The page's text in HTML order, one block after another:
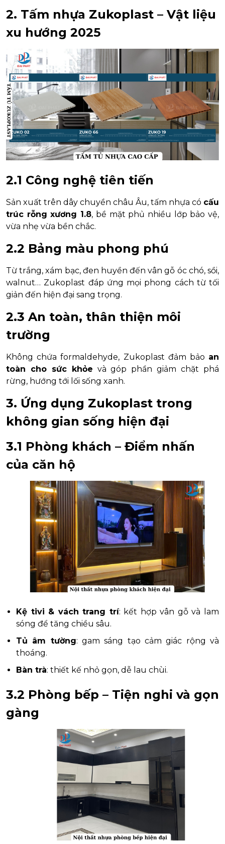
2. Tấm nhựa Zukoplast – Vật liệu
xu hướng 2025
2.1 Công nghệ tiên tiến
Sản xuất trên dây chuyền châu Âu, tấm nhựa có cấu
trúc rỗng xương 1.8, bề mặt phủ nhiều lớp bảo vệ,
vừa nhẹ vừa bền chắc.
2.2 Bảng màu phong phú
Từ trắng, xám bạc, đen huyền đến vân gỗ óc chó, sồi,
walnut… Zukoplast đáp ứng mọi phong cách từ tối
giản đến hiện đại sang trọng.
2.3 An toàn, thân thiện môi
trường
Không chứa formaldehyde, Zukoplast đảm bảo an
toàn cho sức khỏe và góp phần giảm chặt phá
rừng, hướng tới lối sống xanh.
3. Ứng dụng Zukoplast trong
không gian sống hiện đại
3.1 Phòng khách – Điểm nhấn
của căn hộ
Kệ tivi & vách trang trí: kết hợp vân gỗ và lam
sóng để tăng chiều sâu.
Tủ âm tường: gam sáng tạo cảm giác rộng và
thoáng.
Bàn trà: thiết kế nhỏ gọn, dễ lau chùi.
3.2 Phòng bếp – Tiện nghi và gọn
gàng